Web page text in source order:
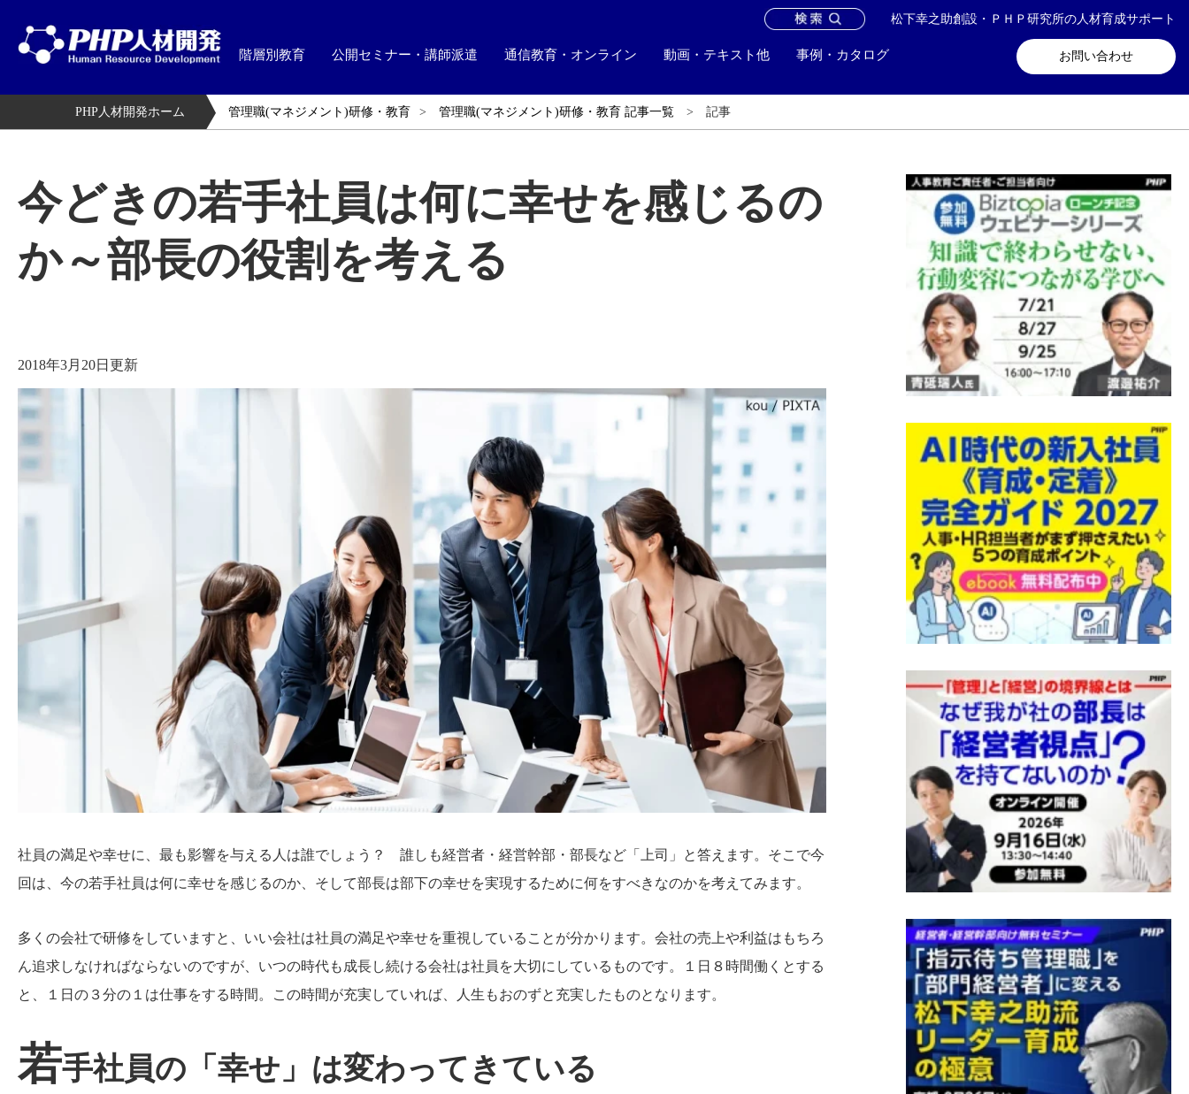
松下幸之助創設・ＰＨＰ研究所の人材育成サポート
お問い合わせ
階層別教育 公開セミナー・講師派遣 通信教育・オンライン 動画・テキスト他 事例・カタログ
お問い合わせ メールマガジン登録
PHP人材開発ホーム 管理職(マネジメント)研修・教育 管理職(マネジメント)研修・教育 記事一覧 記事
今どきの若手社員は何に幸せを感じるの
か～部長の役割を考える
2018年3月20日更新
社員の満足や幸せに、最も影響を与える人は誰でしょう？ 誰しも経営者・経営幹部・部長など「上司」と答えます。そこで今
回は、今の若手社員は何に幸せを感じるのか、そして部長は部下の幸せを実現するために何をすべきなのかを考えてみます。
多くの会社で研修をしていますと、いい会社は社員の満足や幸せを重視していることが分かります。会社の売上や利益はもちろ
ん追求しなければならないのですが、いつの時代も成長し続ける会社は社員を大切にしているものです。１日８時間働くとする
と、１日の３分の１は仕事をする時間。この時間が充実していれば、人生もおのずと充実したものとなります。
若手社員の「幸せ」は変わってきている